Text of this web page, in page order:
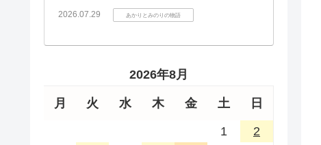
2026.07.29 あかりとみのりの物語
2026年8月
月 火 水 木 金 土 日
1
2